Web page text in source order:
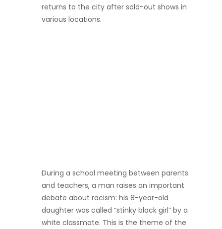
returns to the city after sold-out shows in
various locations.
During a school meeting between parents
and teachers, a man raises an important
debate about racism: his 8-year-old
daughter was called “stinky black girl” by a
white classmate. This is the theme of the